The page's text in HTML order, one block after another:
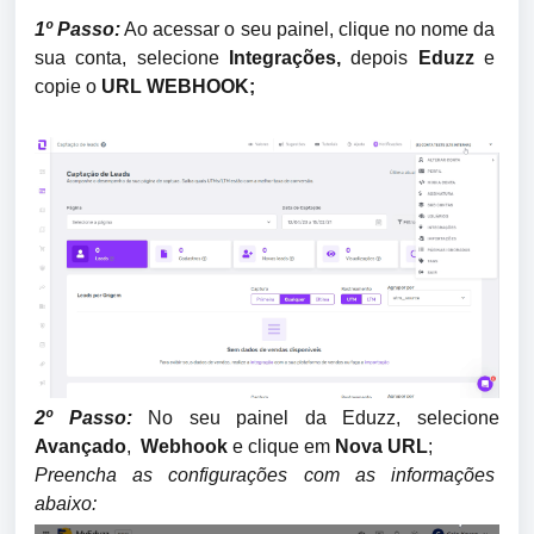
1º Passo: Ao acessar o seu painel, clique no nome da
sua conta, selecione
Integrações, depois Eduzz e
copie o URL WEBHOOK;
2º Passo: No seu painel da Eduzz, selecione
Avançado, Webhook e clique em Nova URL;
Preencha as configurações com as informações
abaixo: